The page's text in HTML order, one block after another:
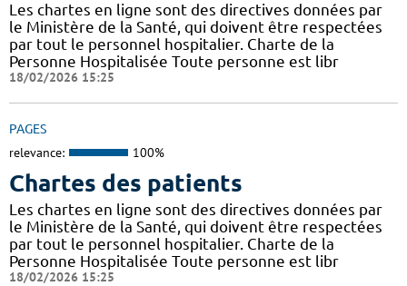
Les chartes en ligne sont des directives données par
le Ministère de la Santé, qui doivent être respectées
par tout le personnel hospitalier. Charte de la
Personne Hospitalisée Toute personne est libr
18/02/2026 15:25
PAGES
relevance: 100%
Chartes des patients
Les chartes en ligne sont des directives données par
le Ministère de la Santé, qui doivent être respectées
par tout le personnel hospitalier. Charte de la
Personne Hospitalisée Toute personne est libr
18/02/2026 15:25